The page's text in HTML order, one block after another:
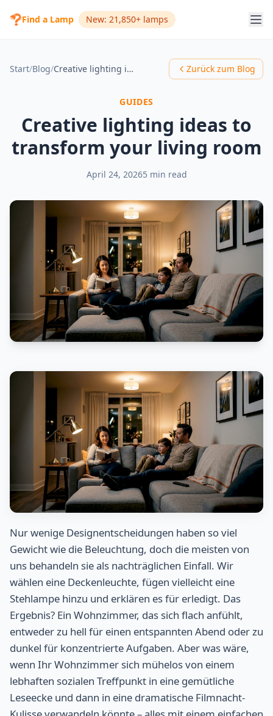
Find a Lamp New: 21,850+ lamps
Start/Blog/ Creative lighting ideas to transform your living room Zurück zum Blog
GUIDES
Creative lighting ideas to
transform your living room
April 24, 20265 min read
Nur wenige Designentscheidungen haben so viel
Gewicht wie die Beleuchtung, doch die meisten von
uns behandeln sie als nachträglichen Einfall. Wir
wählen eine Deckenleuchte, fügen vielleicht eine
Stehlampe hinzu und erklären es für erledigt. Das
Ergebnis? Ein Wohnzimmer, das sich flach anfühlt,
entweder zu hell für einen entspannten Abend oder zu
dunkel für konzentrierte Aufgaben. Aber was wäre,
wenn Ihr Wohnzimmer sich mühelos von einem
lebhaften sozialen Treffpunkt in eine gemütliche
Leseecke und dann in eine dramatische Filmnacht-